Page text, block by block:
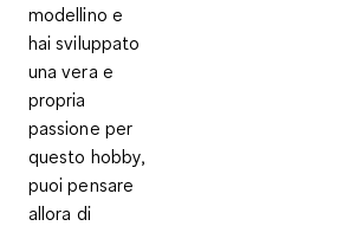
modellino e
hai sviluppato
una vera e
propria
passione per
questo hobby,
puoi pensare
allora di